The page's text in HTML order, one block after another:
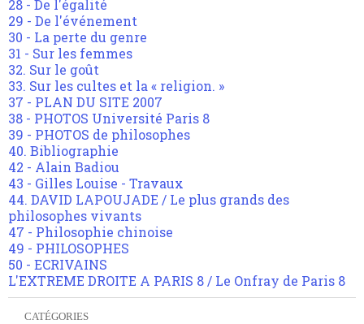
28 - De l'égalité
29 - De l'événement
30 - La perte du genre
31 - Sur les femmes
32. Sur le goût
33. Sur les cultes et la « religion. »
37 - PLAN DU SITE 2007
38 - PHOTOS Université Paris 8
39 - PHOTOS de philosophes
40. Bibliographie
42 - Alain Badiou
43 - Gilles Louise - Travaux
44. DAVID LAPOUJADE / Le plus grands des
philosophes vivants
47 - Philosophie chinoise
49 - PHILOSOPHES
50 - ECRIVAINS
L'EXTREME DROITE A PARIS 8 / Le Onfray de Paris 8
CATÉGORIES